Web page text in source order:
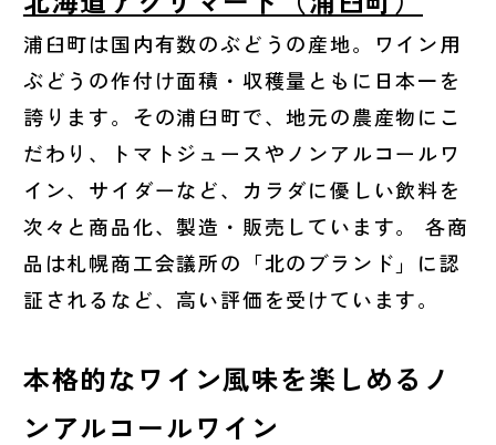
浦臼町は国内有数のぶどうの産地。ワイン用
ぶどうの作付け面積・収穫量ともに日本一を
誇ります。その浦臼町で、地元の農産物にこ
だわり、トマトジュースやノンアルコールワ
イン、サイダーなど、カラダに優しい飲料を
次々と商品化、製造・販売しています。 各商
品は札幌商工会議所の「北のブランド」に認
証されるなど、高い評価を受けています。
本格的なワイン風味を楽しめるノ
ンアルコールワイン